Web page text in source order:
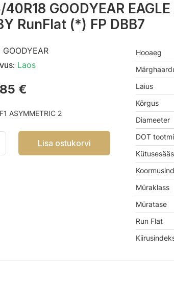
GOODYEAR
RunFlat (*) FP DBB7
GOODYEAR
Laos
€
ASYMMETRIC 2
Lisa ostukorvi
Hooaeg
Laius
Kõrgus
Diameeter
DOT
Müraklass
Müratase
Run Flat